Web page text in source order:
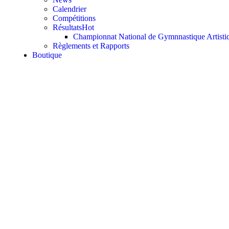
Calendrier
Compétitions
RésultatsHot
Championnat National de Gymnnastique
Règlements et Rapports
Boutique